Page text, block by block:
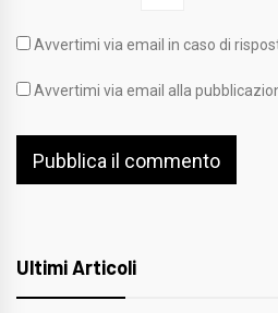
Avvertimi via email in caso di
Avvertimi via email alla
Ultimi Articoli